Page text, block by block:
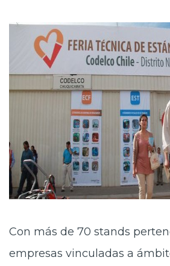
Con más de 70 stands
empresas vinculadas a